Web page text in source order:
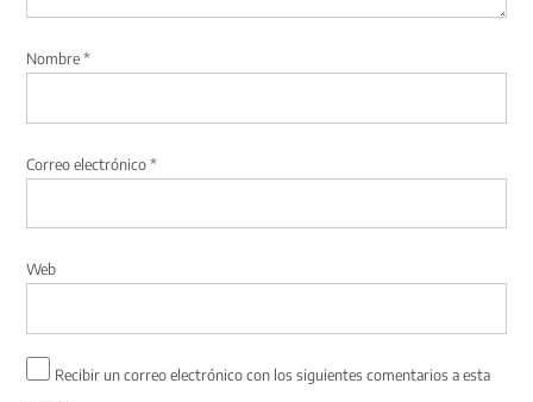
Nombre*
Correo electrónico*
Web
Recibir un correo electrónico con los siguientes comentarios a esta